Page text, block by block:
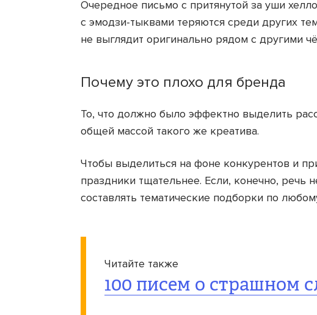
Очередное письмо с притянутой за уши
с эмодзи-тыквами теряются среди других
не выглядит оригинально рядом с другими
Почему это плохо для бренда
То, что должно было эффектно выделить
общей массой такого же креатива.
Чтобы выделиться на фоне конкурентов и
праздники тщательнее. Если, конечно, речь
составлять тематические подборки по
Читайте также
100 писем о страшном